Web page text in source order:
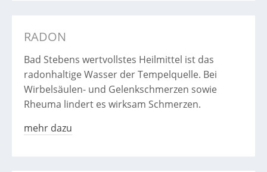
RADON
Bad Stebens wertvollstes Heilmittel ist das
radonhaltige Wasser der Tempelquelle. Bei
Wirbelsäulen- und Gelenkschmerzen sowie
Rheuma lindert es wirksam Schmerzen.
mehr dazu